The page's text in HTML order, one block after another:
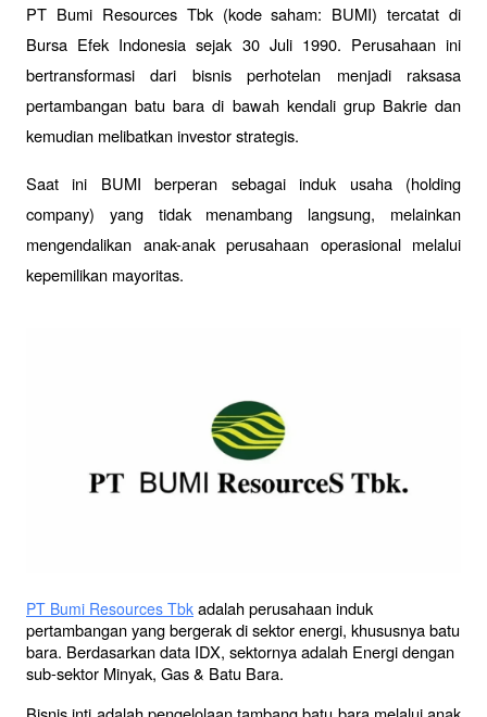
PT Bumi Resources Tbk (kode saham: BUMI) tercatat di
Bursa Efek Indonesia sejak 30 Juli 1990. Perusahaan ini
bertransformasi dari bisnis perhotelan menjadi raksasa
pertambangan batu bara di bawah kendali grup Bakrie dan
kemudian melibatkan investor strategis.
Saat ini BUMI berperan sebagai induk usaha (holding
company) yang tidak menambang langsung, melainkan
mengendalikan anak-anak perusahaan operasional melalui
kepemilikan mayoritas.
PT Bumi Resources Tbk adalah perusahaan induk
pertambangan yang bergerak di sektor energi, khususnya batu
bara. Berdasarkan data IDX, sektornya adalah Energi dengan
sub-sektor Minyak, Gas & Batu Bara.